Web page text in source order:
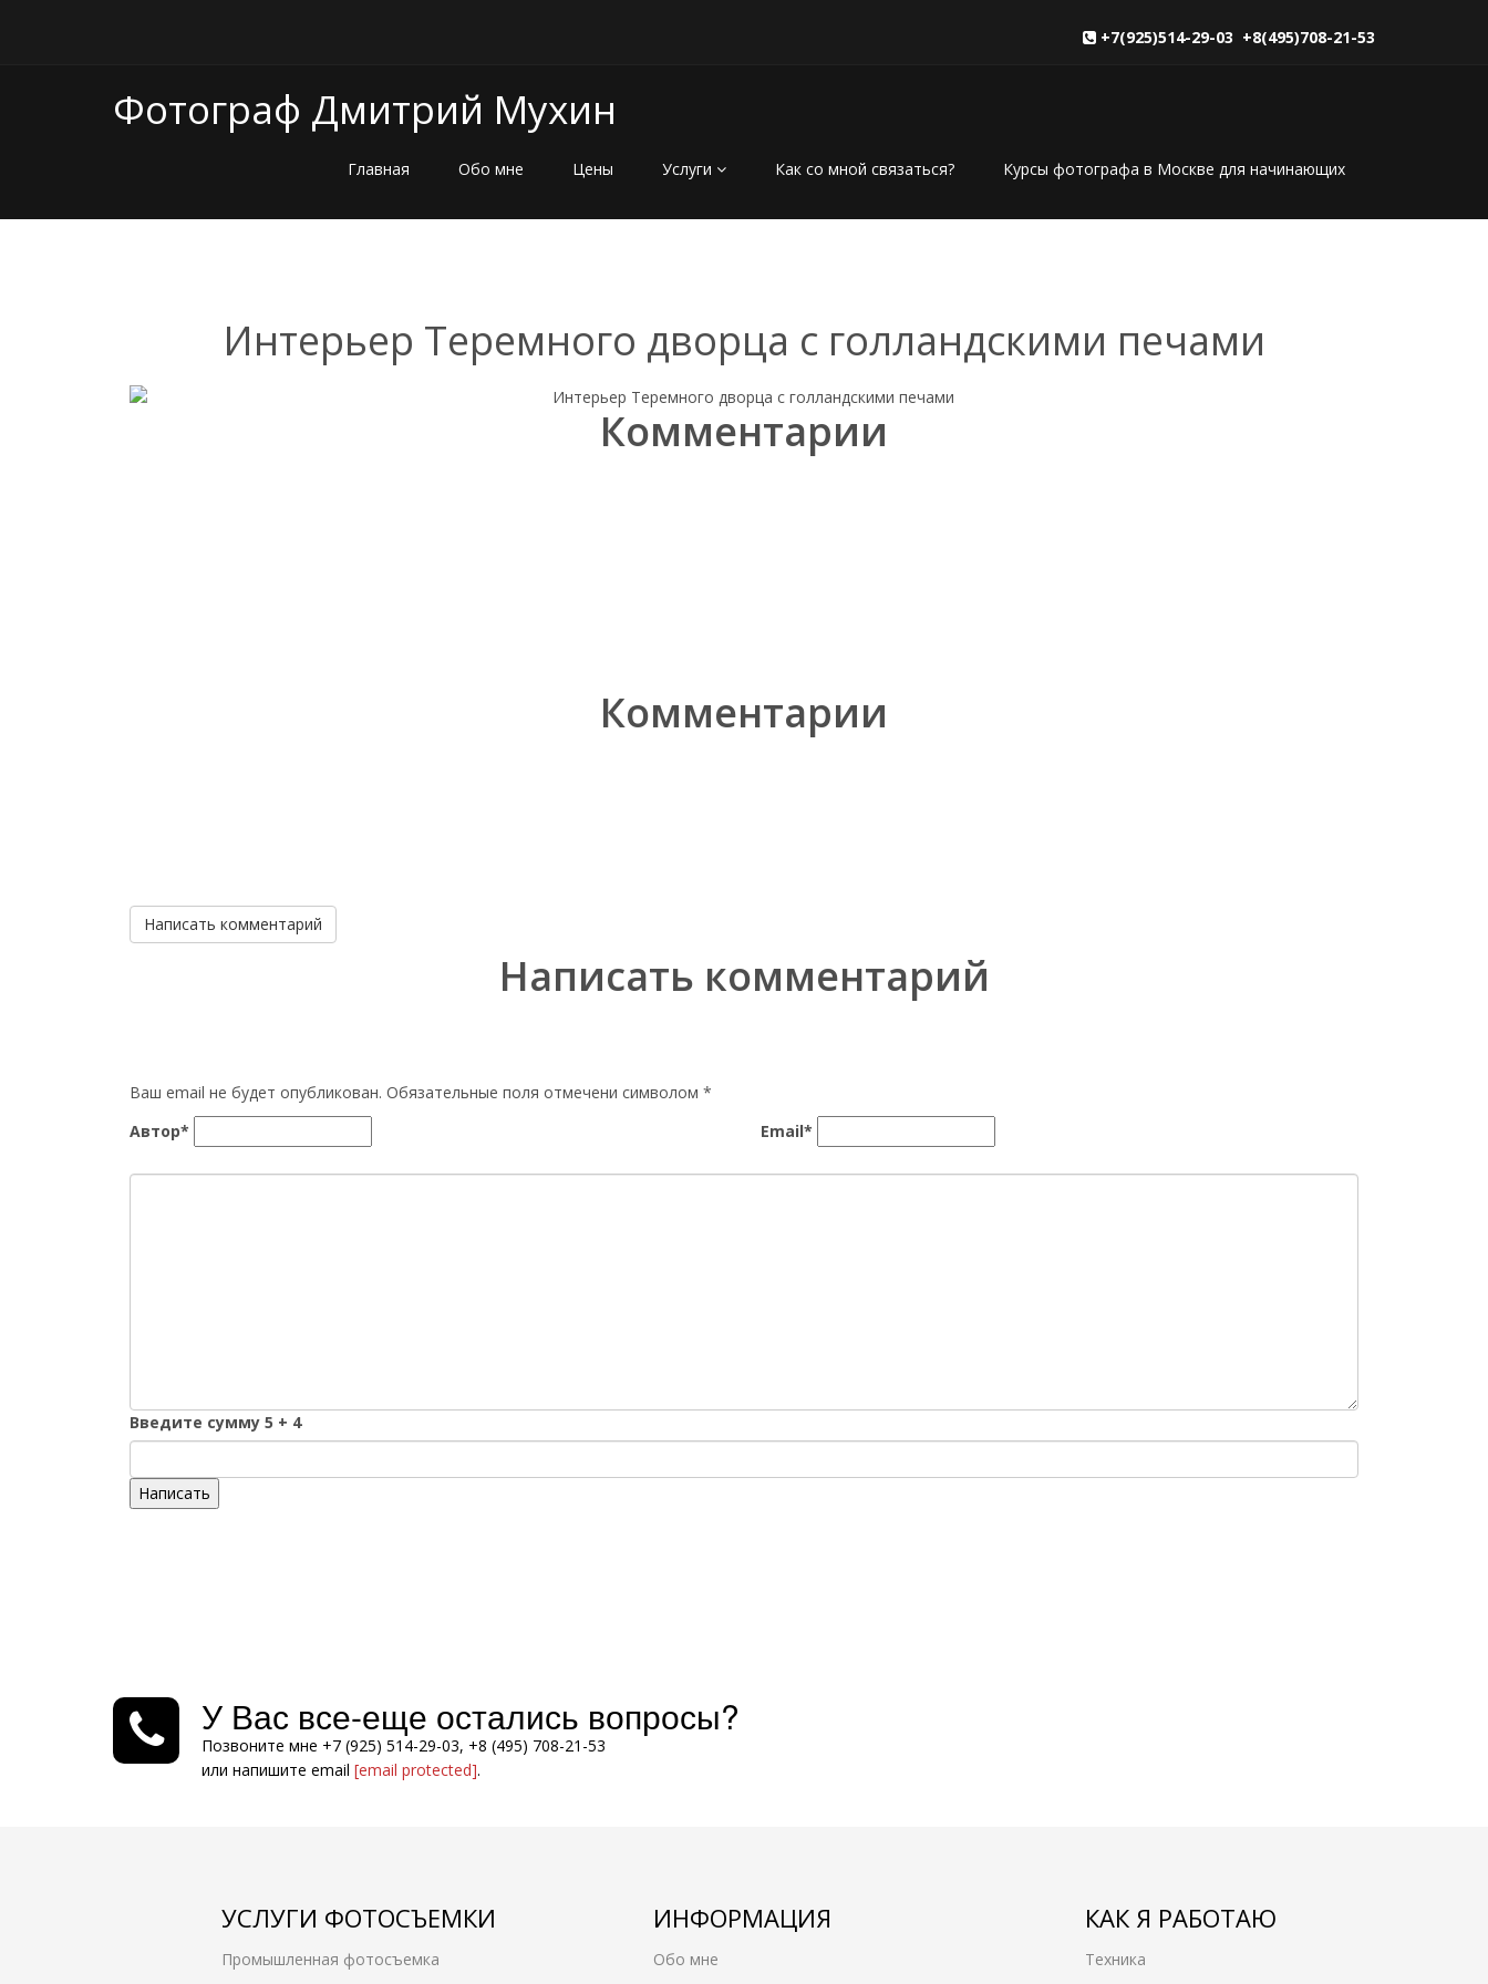
+7(925)514-29-03 +8(495)708-21-53
Фотограф Дмитрий Мухин
Главная Обо мне Цены Услуги Как со мной связаться? Курсы фотографа в Москве для начинающих
Интерьер Теремного дворца с голландскими печами
Комментарии
Комментарии
Написать комментарий
Написать комментарий
Ваш email не будет опубликован. Обязательные поля отмечени символом *
Автор*
Email*
Введите сумму 5 + 4
Написать
У Вас все-еще остались вопросы?
Позвоните мне +7 (925) 514-29-03, +8 (495) 708-21-53
или напишите email [email protected].
УСЛУГИ ФОТОСЪЕМКИ
Промышленная фотосъемка
ИНФОРМАЦИЯ
Обо мне
КАК Я РАБОТАЮ
Техника